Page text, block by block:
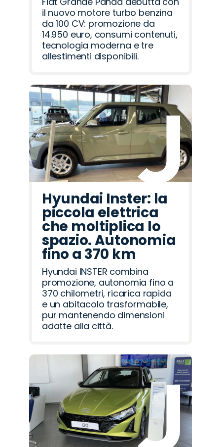
il nuovo motore turbo benzina
da 100 CV: promozione da
14.950 euro, consumi contenuti,
tecnologia moderna e tre
allestimenti disponibili.
Hyundai Inster: la
piccola elettrica
che moltiplica lo
spazio. Autonomia
fino a 370 km
Hyundai INSTER combina
promozione, autonomia fino a
370 chilometri, ricarica rapida
e un abitacolo trasformabile,
pur mantenendo dimensioni
adatte alla città.